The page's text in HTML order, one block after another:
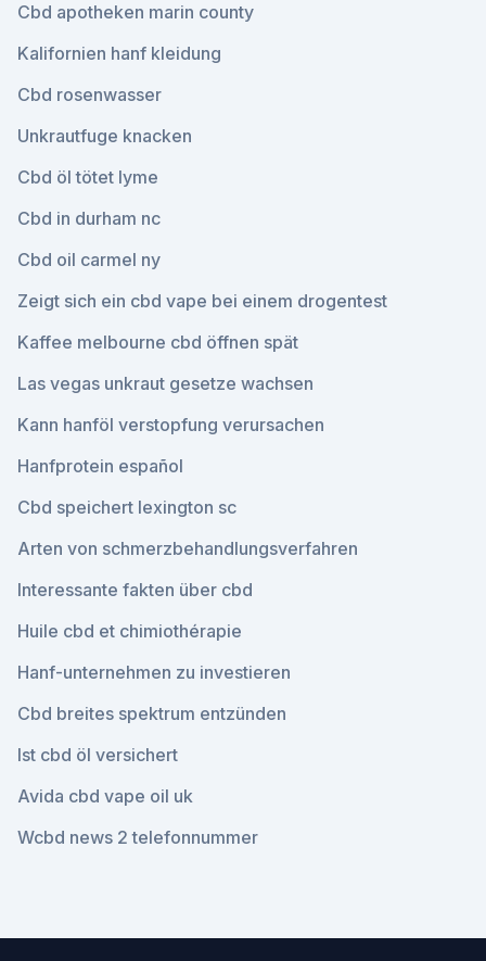
Cbd apotheken marin county
Kalifornien hanf kleidung
Cbd rosenwasser
Unkrautfuge knacken
Cbd öl tötet lyme
Cbd in durham nc
Cbd oil carmel ny
Zeigt sich ein cbd vape bei einem drogentest
Kaffee melbourne cbd öffnen spät
Las vegas unkraut gesetze wachsen
Kann hanföl verstopfung verursachen
Hanfprotein español
Cbd speichert lexington sc
Arten von schmerzbehandlungsverfahren
Interessante fakten über cbd
Huile cbd et chimiothérapie
Hanf-unternehmen zu investieren
Cbd breites spektrum entzünden
Ist cbd öl versichert
Avida cbd vape oil uk
Wcbd news 2 telefonnummer